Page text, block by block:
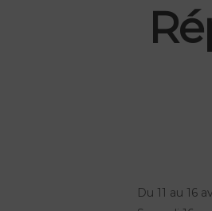
Du 11 au 16